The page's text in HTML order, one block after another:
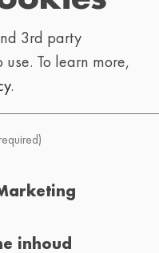
3rd party
use. To learn more,
.
inhoud